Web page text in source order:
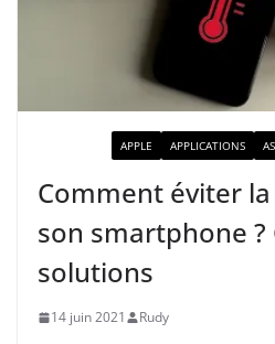
APPLE APPLICATIONS
Comment éviter
son smartphone ?
solutions
14 juin 2021 Rudy